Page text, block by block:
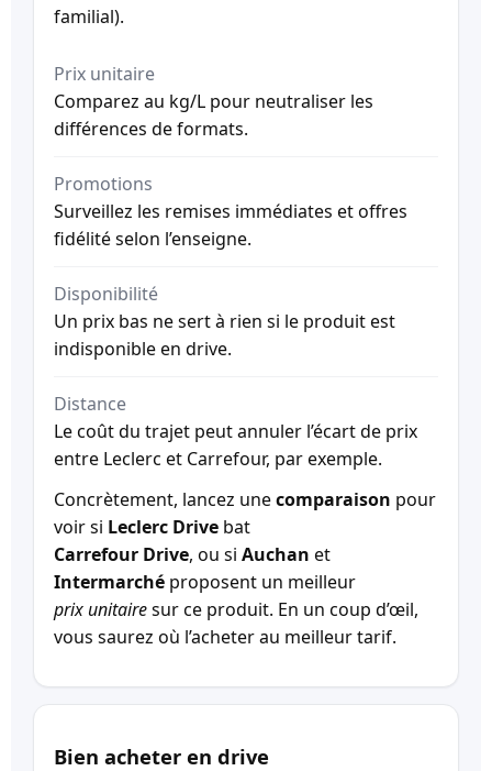
familial).
Prix unitaire
Comparez au kg/L pour neutraliser les
différences de formats.
Promotions
Surveillez les remises immédiates et offres
fidélité selon l’enseigne.
Disponibilité
Un prix bas ne sert à rien si le produit est
indisponible en drive.
Distance
Le coût du trajet peut annuler l’écart de prix
entre Leclerc et Carrefour, par exemple.
Concrètement, lancez unecomparaison pour
voir si Leclerc Drive bat
Carrefour Drive, ou si Auchan et
Intermarché proposent un meilleur
prix unitairesur ce produit. En un coup d’œil,
vous saurez où l’acheter au meilleur tarif.
Bien acheter en drive